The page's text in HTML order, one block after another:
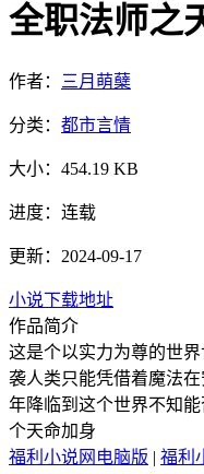
全职法师之
作者： 三月萌蘖
分类： 都市言情
大小： 454.19 KB
进度： 连载
更新：2024-09-17
小说下载地址
作品简介
这是个以实力为尊的世
袭人类只能凭借着魔法
年降临到这个世界不知
个天命加身
福利小说网电脑版 | 福利